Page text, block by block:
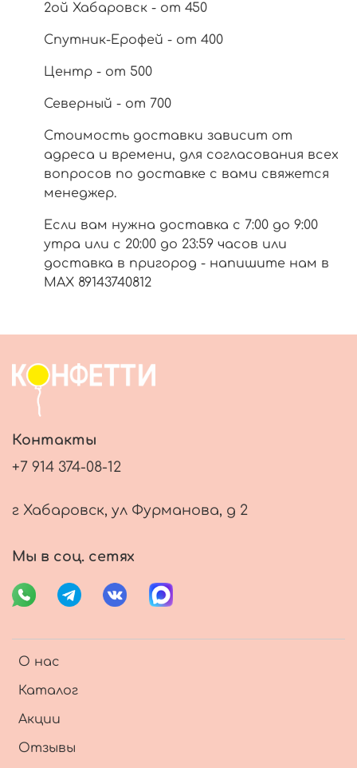
2ой Хабаровск - от 450
Спутник-Ерофей - от 400
Центр - от 500
Северный - от 700
Стоимость доставки зависит от
адреса и времени, для согласования всех
вопросов по доставке с вами свяжется
менеджер.
Если вам нужна доставка с 7:00 до 9:00
утра или с 20:00 до 23:59 часов или
доставка в пригород - напишите нам в
МАХ 89143740812
О нас
Каталог
Акции
Отзывы
Контакты
+7 914 374-08-12
г Хабаровск, ул Фурманова, д 2
Мы в соц. сетях